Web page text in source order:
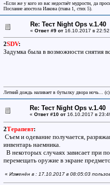
«Если же у кого из вас недостаёт мудрости, да
Послание апостола Иакова (глава 1, стих 5).
Re: Тест Night Ops v.1.40
« Ответ #9 от16.10.2017 в
2SDV:
Задумка была в возможности снятия
Летний дождь наливает в бутылку двора ночь...
Re: Тест Night Ops v.1.40
« Ответ #10 от16.10.2017 в
2Терапевт:
Съем и одевание получается,
инвентарь наемника.
В некоторых случаях зависает при
перемещать оружие в экране
« Изменён в : 17.10.2017 в 08:05:03